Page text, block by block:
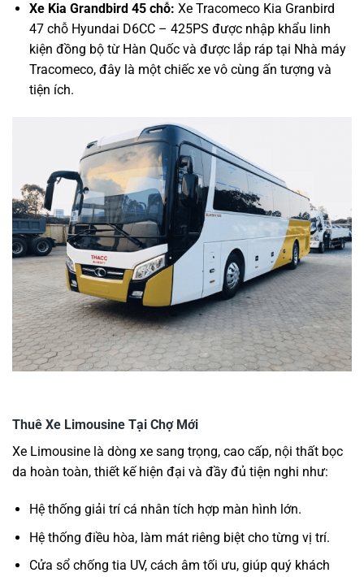
Xe Kia Grandbird 45 chỗ: Xe Tracomeco Kia Granbird
47 chỗ Hyundai D6CC – 425PS được nhập khẩu linh
kiện đồng bộ từ Hàn Quốc và được lắp ráp tại Nhà máy
Tracomeco, đây là một chiếc xe vô cùng ấn tượng và
tiện ích.
Thuê Xe Limousine Tại Chợ Mới
Xe Limousine là dòng xe sang trọng, cao cấp, nội thất bọc
da hoàn toàn, thiết kế hiện đại và đầy đủ tiện nghi như:
Hệ thống giải trí cá nhân tích hợp màn hình lớn.
Hệ thống điều hòa, làm mát riêng biệt cho từng vị trí.
Cửa sổ chống tia UV, cách âm tối ưu, giúp quý khách